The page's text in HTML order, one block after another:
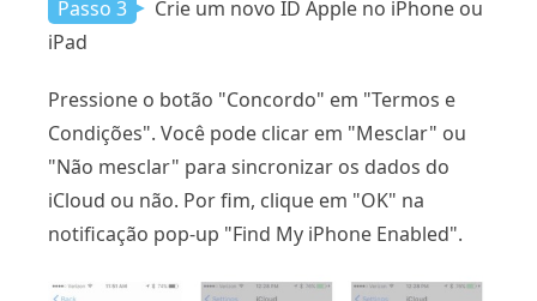
Passo 3
Crie um novo ID Apple no iPhone ou
iPad
Pressione o botão "Concordo" em "Termos e
Condições". Você pode clicar em "Mesclar" ou
"Não mesclar" para sincronizar os dados do
iCloud ou não. Por fim, clique em "OK" na
notificação pop-up "Find My iPhone Enabled".